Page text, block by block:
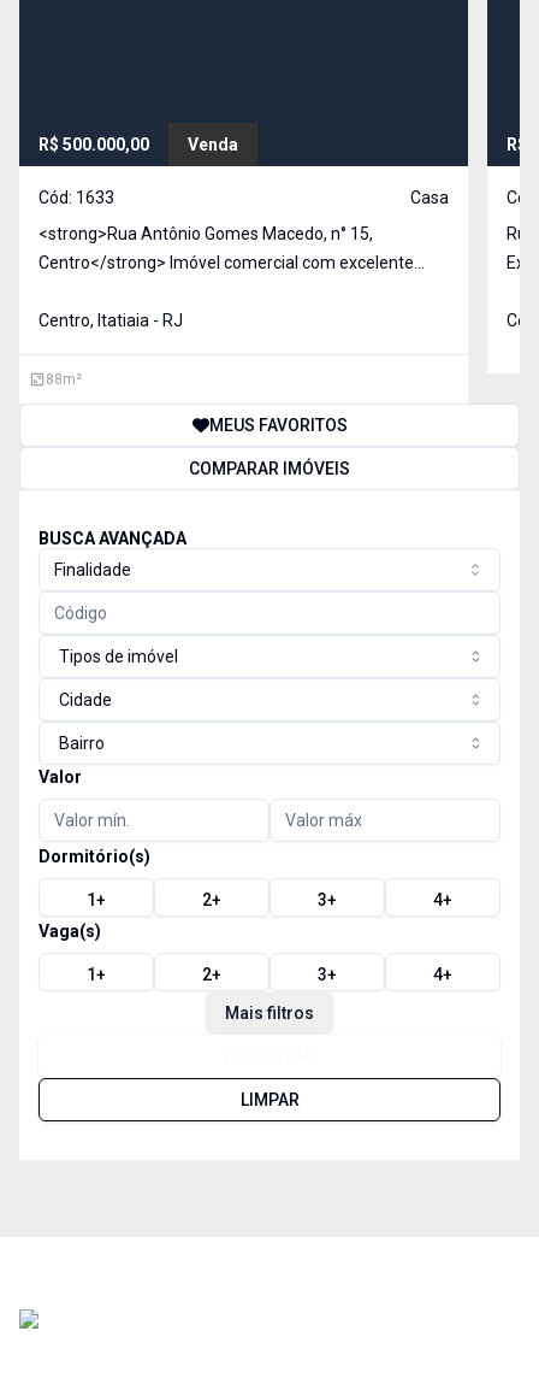
R$ 500.000,00 Venda
Cód: 1633
Casa
<strong>Rua Antônio Gomes Macedo, n° 15,
Centro</strong> Imóvel comercial com excelente
cozinha, banheiro social, varanda e quintal de
oferecendo func
Centro, Itatiaia - RJ
88m²
R$
MEUS FAVORITOS
COMPARAR IMÓVEIS
BUSCA AVANÇADA
Finalidade
Tipos de imóvel
Cidade
Bairro
Valor
Dormitório(s)
1+ 2+ 3+ 4+
Vaga(s)
1+ 2+ 3+ 4+
Mais filtros
LIMPAR